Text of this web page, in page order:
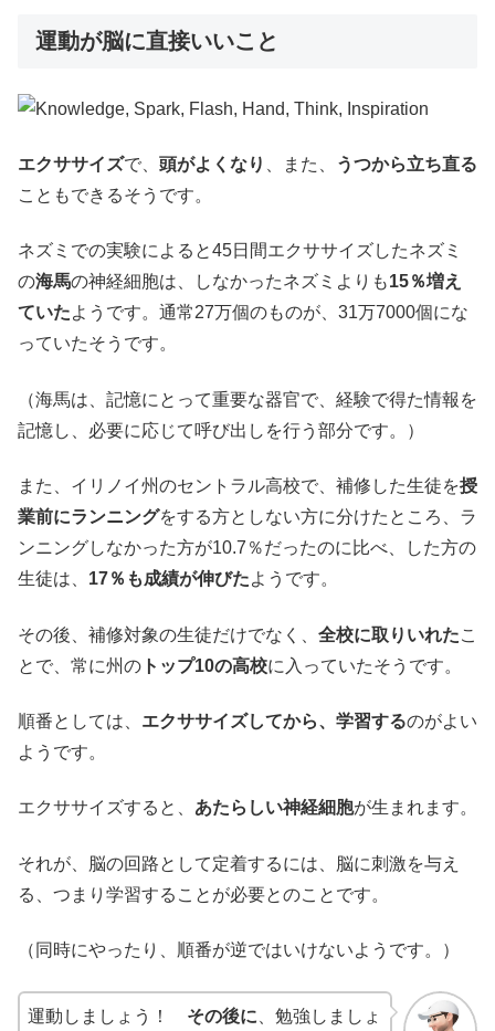
運動が脳に直接いいこと
エクササイズで、 頭がよくなり 、また、
うつから立ち直る
こともできるそうです。
ネズミでの実験によると45日間エクササイズしたネズミ
の海馬の神経細胞は、しなかったネズミよりも15％増え
ていたようです。通常27万個のものが、31万7000個にな
っていたそうです。
（海馬は、記憶にとって重要な器官で、経験で得た情報を
記憶し、必要に応じて呼び出しを行う部分です。）
また、イリノイ州のセントラル高校で、補修した生徒を授
業前にランニングをする方としない方に分けたところ、ラ
ンニングしなかった方が10.7％だったのに比べ、した方の
生徒は、 17％も成績が伸びたようです。
その後、補修対象の生徒だけでなく、 全校に取りいれたこ
とで、常に州の トップ10の高校に入っていたそうです。
順番としては、 エクササイズしてから、学習するのがよい
ようです。
エクササイズすると、 あたらしい神経細胞が生まれます。
それが、脳の回路として定着するには、脳に刺激を与え
る、つまり学習することが必要とのことです。
（同時にやったり、順番が逆ではいけないようです。）
運動しましょう！ その後に 、勉強しましょ